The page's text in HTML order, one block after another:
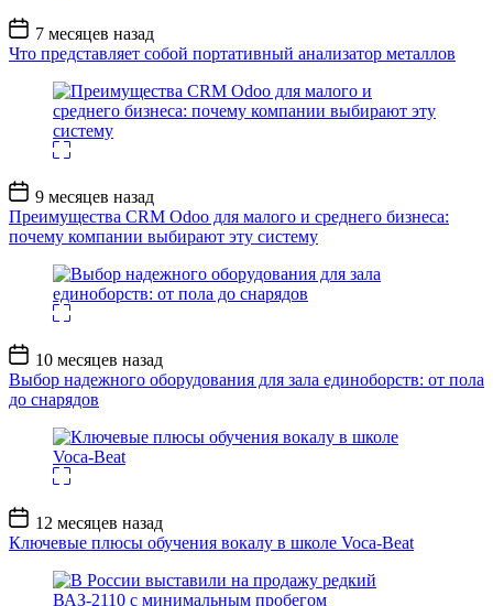
Дата
записи
7 месяцев назад
Что представляет собой портативный анализатор металлов
Дата
записи
9 месяцев назад
Преимущества CRM Odoo для малого и среднего бизнеса:
почему компании выбирают эту систему
Дата
записи
10 месяцев назад
Выбор надежного оборудования для зала единоборств: от пола
до снарядов
Дата
записи
12 месяцев назад
Ключевые плюсы обучения вокалу в школе Voca-Beat